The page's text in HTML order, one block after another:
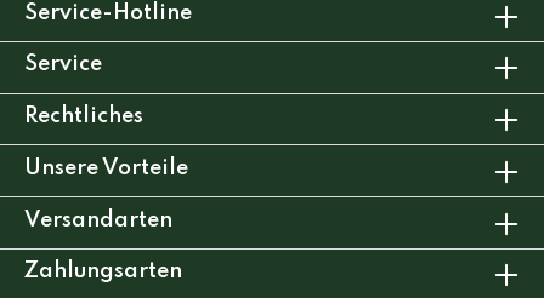
Service-Hotline
Service
Rechtliches
Unsere Vorteile
Versandarten
Zahlungsarten